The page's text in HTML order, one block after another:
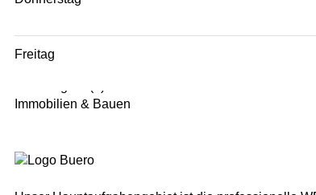
Freitag
Immobilien & Bauen